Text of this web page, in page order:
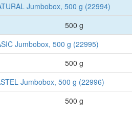
Jumbobox, 500 g (22994)
500 g
Jumbobox, 500 g (22995)
500 g
Jumbobox, 500 g (22996)
500 g